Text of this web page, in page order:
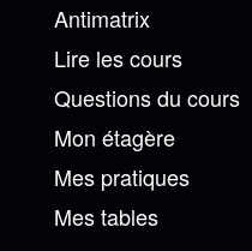
Antimatrix
Lire les cours
Questions du cours
Mon étagère
Mes pratiques
Mes tables